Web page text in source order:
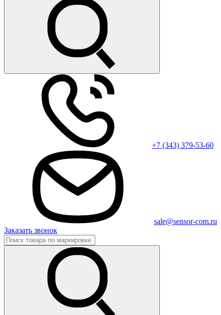
+7 (343) 379-53-60
sale@sensor-com.ru
Заказать звонок